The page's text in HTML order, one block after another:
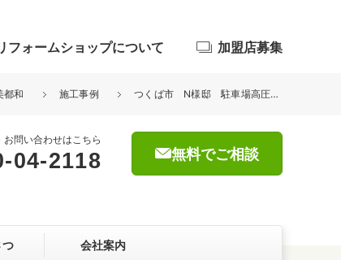
屋根・外壁
フォームショップについて 加盟店募集
都和 施工事例 つくば市 N様邸 駐車場高圧洗浄工事
お問い合わせはこちら
04-2118 無料でご相談
つ 会社案内